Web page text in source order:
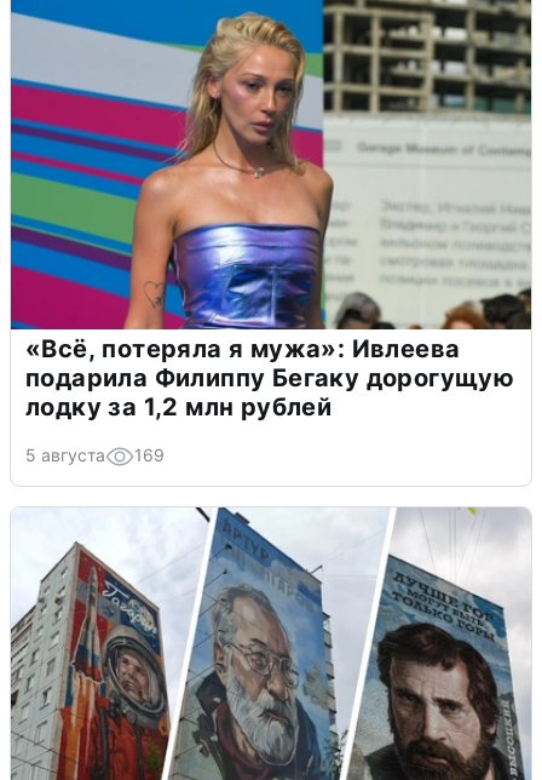
«Всё, потеряла я мужа»: Ивлеева
подарила Филиппу Бегаку дорогущую
лодку за 1,2 млн рублей
5 августа 169